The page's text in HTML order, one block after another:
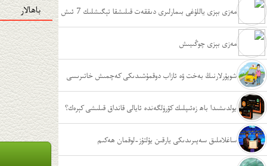
مەزى بېزى ياللۇغى بىمارلىرى دىققەت قىلىشقا تېگىشلىك 7 ئىش
مەزى بېزى چوڭىيىش
شوپۇرلارنىڭ بەخت ۋە ئازاب دوقمۇشىدىكى كەچمىش خاتىرىسى
يولدىشىدا باھ زەئىپلىك كۆرۈلگەندە ئايالى قانداق قىلىشى كېرەك؟
ساغلاملىق سەپىرىدىكى يارقىن يۇلتۇز-لوقمان ھەكىم
باھالار